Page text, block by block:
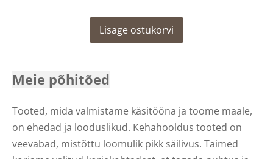
Meie põhitõed
Tooted, mida valmistame käsitööna ja toome maale,
on ehedad ja looduslikud. Kehahooldus tooted on
veevabad, mistõttu loomulik pikk säilivus. Taimed
Lisage ostukorvi